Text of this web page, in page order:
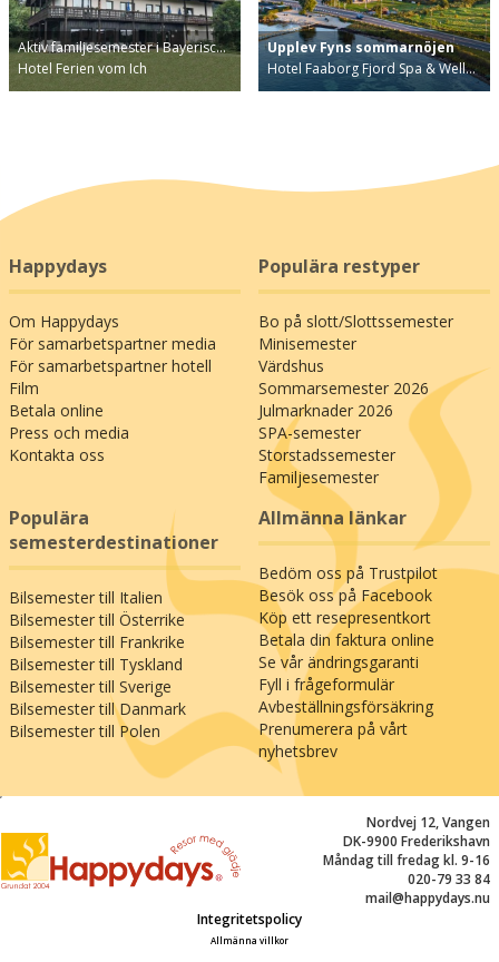
Aktiv familjesemester i Bayerisc…
Hotel Ferien vom Ich
Upplev Fyns sommarnöjen
Hotel Faaborg Fjord Spa & Well…
Happydays
Om Happydays
För samarbetspartner media
För samarbetspartner hotell
Film
Betala online
Press och media
Kontakta oss
Populära restyper
Bo på slott/Slottssemester
Minisemester
Värdshus
Sommarsemester 2026
Julmarknader 2026
SPA-semester
Storstadssemester
Familjesemester
Populära
semesterdestinationer
Bilsemester till Italien
Bilsemester till Österrike
Bilsemester till Frankrike
Bilsemester till Tyskland
Bilsemester till Sverige
Bilsemester till Danmark
Bilsemester till Polen
Allmänna länkar
Bedöm oss på Trustpilot
Besök oss på Facebook
Köp ett resepresentkort
Betala din faktura online
Se vår ändringsgaranti
Fyll i frågeformulär
Avbeställningsförsäkring
Prenumerera på vårt
nyhetsbrev
Nordvej 12, Vangen
DK-9900 Frederikshavn
Måndag till fredag kl. 9-16
020-79 33 84
mail@happydays.nu
Integritetspolicy
Allmänna villkor